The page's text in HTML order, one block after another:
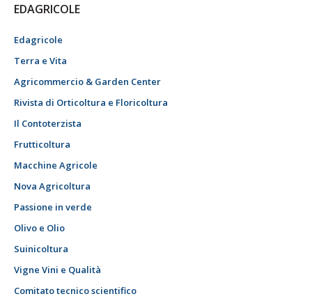
EDAGRICOLE
Edagricole
Terra e Vita
Agricommercio & Garden Center
Rivista di Orticoltura e Floricoltura
Il Contoterzista
Frutticoltura
Macchine Agricole
Nova Agricoltura
Passione in verde
Olivo e Olio
Suinicoltura
Vigne Vini e Qualità
Comitato tecnico scientifico